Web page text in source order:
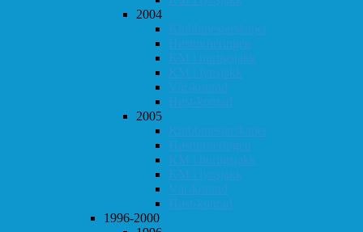
2004
Klubbmesterskapet
Høstturneringen
KM i hurtigsjakk
KM i lynsjakk
Vår-konrad
Høst-konrad
2005
Klubbmesterskapet
Høstturneringen
KM i hurtigsjakk
KM i lynsjakk
Vår-konrad
Høst-konrad
1996-2000